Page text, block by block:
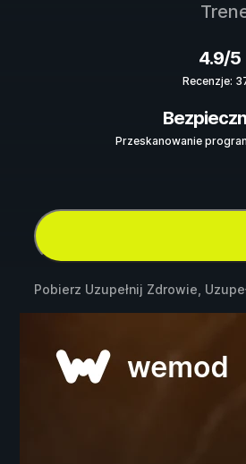
4.9/5
Recenzje:
Przeskanowanie
Pobierz Uzupełnij Zdrowie,